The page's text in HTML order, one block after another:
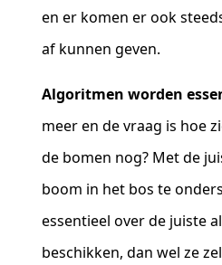
en er komen er ook
af kunnen geven.
Algoritmen worden
meer en de vraag is hoe
de bomen nog? Met de
boom in het bos te
essentieel over de juiste
beschikken, dan wel ze